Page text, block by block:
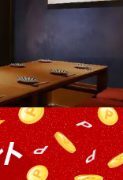
ト。質の高い料理を
軒です。
たような個室空間
心にいることを忘